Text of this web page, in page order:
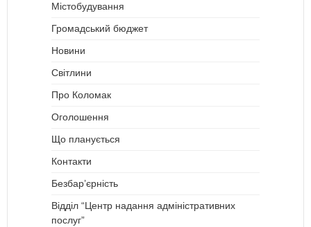
Містобудування
Громадський бюджет
Новини
Світлини
Про Коломак
Оголошення
Що планується
Контакти
Безбар’єрність
Відділ “Центр надання адміністративних
послуг”